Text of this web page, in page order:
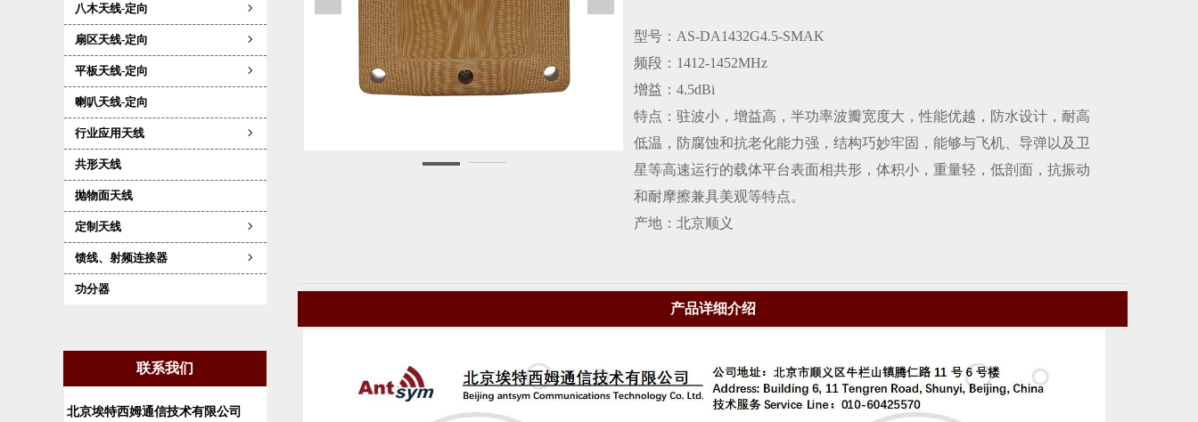
ꁇ
八木天线-定向
ꁇ
扇区天线-定向
ꁇ
平板天线-定向
喇叭天线-定向
ꁇ
行业应用天线
共形天线
抛物面天线
ꁇ
定制天线
ꁇ
馈线、射频连接器
功分器
联系我们
北京埃特西姆通信技术有限公司
型号：AS-DA1432G4.5-SMAK
频段：1412-1452MHz
增益：4.5dBi
特点：驻波小，增益高，半功率波瓣宽度大，性能优越，防水设计，耐高
低温，防腐蚀和抗老化能力强，结构巧妙牢固，能够与飞机、导弹以及卫
星等高速运行的载体平台表面相共形，体积小，重量轻，低剖面，抗振动
和耐摩擦兼具美观等特点。
产地：北京顺义
产品详细介绍